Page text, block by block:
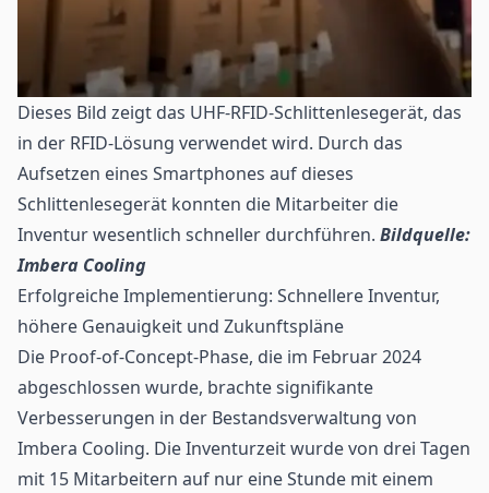
Dieses Bild zeigt das UHF-RFID-Schlittenlesegerät, das
in der RFID-Lösung verwendet wird. Durch das
Aufsetzen eines Smartphones auf dieses
Schlittenlesegerät konnten die Mitarbeiter die
Inventur wesentlich schneller durchführen. Bildquelle:
Imbera Cooling
Erfolgreiche Implementierung: Schnellere Inventur,
höhere Genauigkeit und Zukunftspläne
Die Proof-of-Concept-Phase, die im Februar 2024
abgeschlossen wurde, brachte signifikante
Verbesserungen in der Bestandsverwaltung von
Imbera Cooling. Die Inventurzeit wurde von drei Tagen
mit 15 Mitarbeitern auf nur eine Stunde mit einem